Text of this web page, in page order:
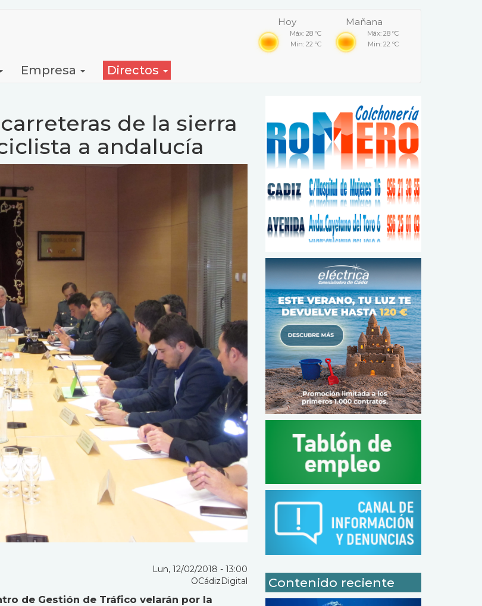
Hoy
Máx: 28 ºC
Min: 22 ºC
Mañana
Máx: 28 ºC
Min: 22 ºC
Empresa Directos
de la sierra
a andalucía
Lun, 12/02/2018 - 13:00
OCádizDigital
de Gestión de Tráfico velarán por la
Contenido reciente